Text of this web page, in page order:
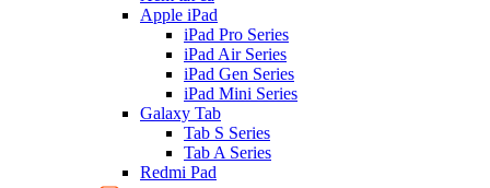
Apple iPad
iPad Pro Series
iPad Air Series
iPad Gen Series
iPad Mini Series
Galaxy Tab
Tab S Series
Tab A Series
Redmi Pad